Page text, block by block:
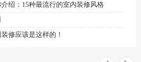
绍：15种最流行的室内装修风格
修应该是这样的！